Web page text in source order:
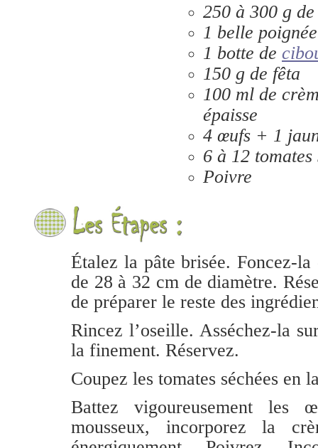
250 à 300 g
1 belle
1 botte de
150 g de fêta
100 ml de
épaisse
4 œufs + 1
6 à 12 tomates
Poivre
Étalez la pâte brisée. Foncez-
de 28 à 32 cm de diamètre.
de préparer le reste des
Rincez l’oseille. Asséchez-la
la finement. Réservez.
Coupez les tomates séchées en
Battez vigoureusement les
mousseux, incorporez la